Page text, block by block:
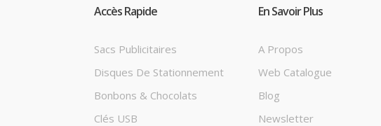
Accès Rapide
Sacs Publicitaires
Disques De Stationnement
Bonbons & Chocolats
Clés USB
En Savoir Plus
A Propos
Web Catalogue
Blog
Newsletter